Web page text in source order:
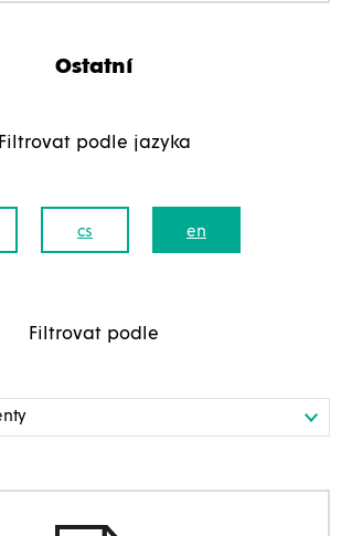
Ostatní
Filtrovat podle jazyka
cs en
Filtrovat podle